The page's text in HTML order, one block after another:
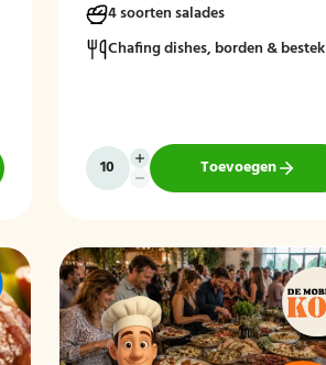
4 soorten salades
Chafing dishes, borden & bestek
Toevoegen